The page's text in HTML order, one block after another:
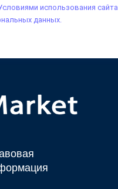
использования сайта
данных.